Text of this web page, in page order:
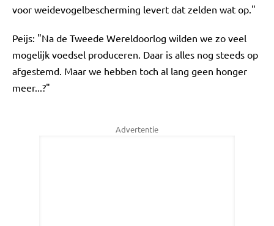
voor weidevogelbescherming levert dat zelden wat op."
Peijs: "Na de Tweede Wereldoorlog wilden we zo veel
mogelijk voedsel produceren. Daar is alles nog steeds op
afgestemd. Maar we hebben toch al lang geen honger
meer...?"
Advertentie